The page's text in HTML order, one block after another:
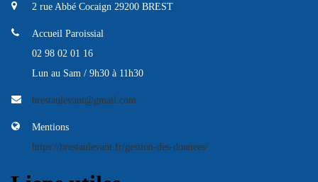
2 rue Abbé Cocaign 29200 BREST
Accueil Paroissial
02 98 02 01 16
Lun au Sam / 9h30 à 11h30
brestaulevant@gmail.com
Mentions
https://brestaulevant.fr/gestion-des-donnees/